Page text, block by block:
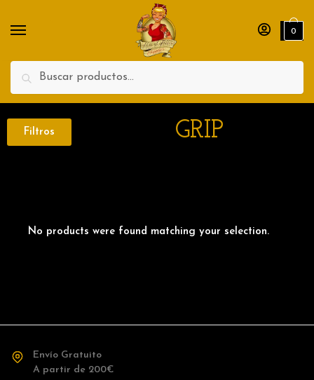
Search
0
Filtros GRIP
No products were found matching your selection.
Envío Gratuito
A partir de 200€